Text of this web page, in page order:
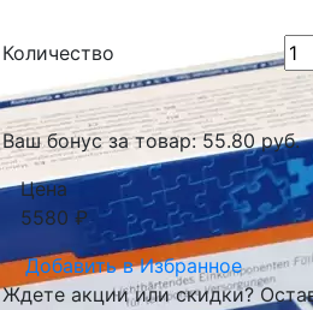
Количество
Ваш бонус за товар: 55.80 руб.
Цена
5580 ₽
Добавить в Избранное
Ждете акции или скидки?